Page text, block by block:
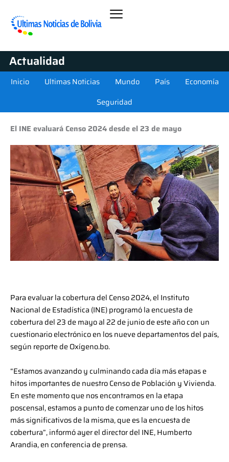
Actualidad
Inicio Ultimas Noticias Mundo País
Economía
Seguridad
El INE evaluará Censo 2024 desde el 23 de mayo
Para evaluar la cobertura del Censo 2024, el Instituto
Nacional de Estadística (INE) programó la encuesta de
cobertura del 23 de mayo al 22 de junio de este año con un
cuestionario electrónico en los nueve departamentos del país,
según reporte de Oxígeno.bo.
“Estamos avanzando y culminando cada día más etapas e
hitos importantes de nuestro Censo de Población y Vivienda.
En este momento que nos encontramos en la etapa
poscensal, estamos a punto de comenzar uno de los hitos
más significativos de la misma, que es la encuesta de
cobertura”, informó ayer el director del INE, Humberto
Arandia, en conferencia de prensa.